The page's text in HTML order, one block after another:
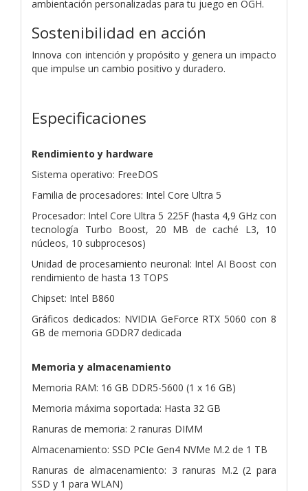
ambientación personalizadas para tu juego en OGH.
Sostenibilidad en acción
Innova con intención y propósito y genera un impacto
que impulse un cambio positivo y duradero.
Especificaciones
Rendimiento y hardware
Sistema operativo: FreeDOS
Familia de procesadores: Intel Core Ultra 5
Procesador: Intel Core Ultra 5 225F (hasta 4,9 GHz con
tecnología Turbo Boost, 20 MB de caché L3, 10
núcleos, 10 subprocesos)
Unidad de procesamiento neuronal: Intel AI Boost con
rendimiento de hasta 13 TOPS
Chipset: Intel B860
Gráficos dedicados: NVIDIA GeForce RTX 5060 con 8
GB de memoria GDDR7 dedicada
Memoria y almacenamiento
Memoria RAM: 16 GB DDR5-5600 (1 x 16 GB)
Memoria máxima soportada: Hasta 32 GB
Ranuras de memoria: 2 ranuras DIMM
Almacenamiento: SSD PCIe Gen4 NVMe M.2 de 1 TB
Ranuras de almacenamiento: 3 ranuras M.2 (2 para
SSD y 1 para WLAN)